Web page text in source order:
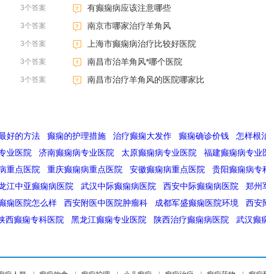
3个答案 有癫痫病应该注意哪些
3个答案 南京市哪家治疗羊角风
3个答案 上海市癫痫病治疗比较好医院
3个答案 南昌市治羊角风*哪个医院
3个答案 南昌市治疗羊角风的医院哪家比
好的方法 癫痫的护理措施 治疗癫痫大发作 癫痫确诊价钱 怎样根
业医院 济南癫痫病专业医院 太原癫痫病专业医院 福建癫痫病专业
重点医院 重庆癫痫病重点医院 安徽癫痫病重点医院 贵阳癫痫病专
江中亚癫痫病医院 武汉中际癫痫病医院 西安中际癫痫病医院 郑州
痫医院怎么样 西安附医中医院肿瘤科 成都军盛癫痫医院环境 西安
西癫痫专科医院 黑龙江癫痫专业医院 陕西治疗癫痫病医院 武汉癫